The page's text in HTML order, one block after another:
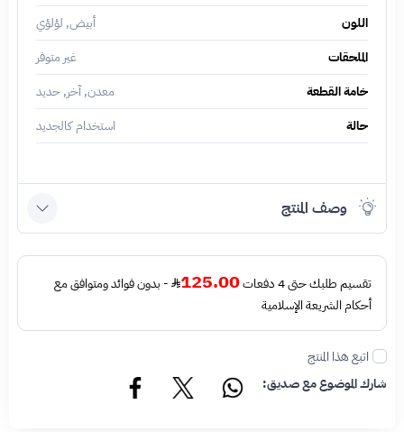
اللون
أبيض, لؤلؤي
الملحقات
غير متوفر
خامة القطعة
معدن, آخر, حديد
حالة
استخدام كالجديد
وصف المنتج
تقسيم طلبك حتى 4 دفعات 125.00
- بدون فوائد ومتوافق مع
أحكام الشريعة الإسلامية
اتبع هذا المنتج
شارك الموضوع مع صديق: